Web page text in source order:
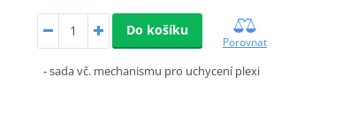
Do košíku
Porovnat
- sada vč. mechanismu pro uchycení plexi